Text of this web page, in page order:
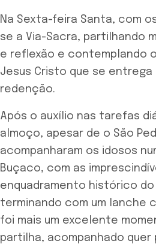
Na Sexta-feira Santa, com
se a Via-Sacra, partilhando
e reflexão e contemplando
Jesus Cristo que se entrega
redenção.
Após o auxílio nas tarefas
almoço, apesar de o São
acompanharam os idosos
Buçaco, com as
enquadramento histórico do
terminando com um lanche
foi mais um excelente
partilha, acompanhado quer